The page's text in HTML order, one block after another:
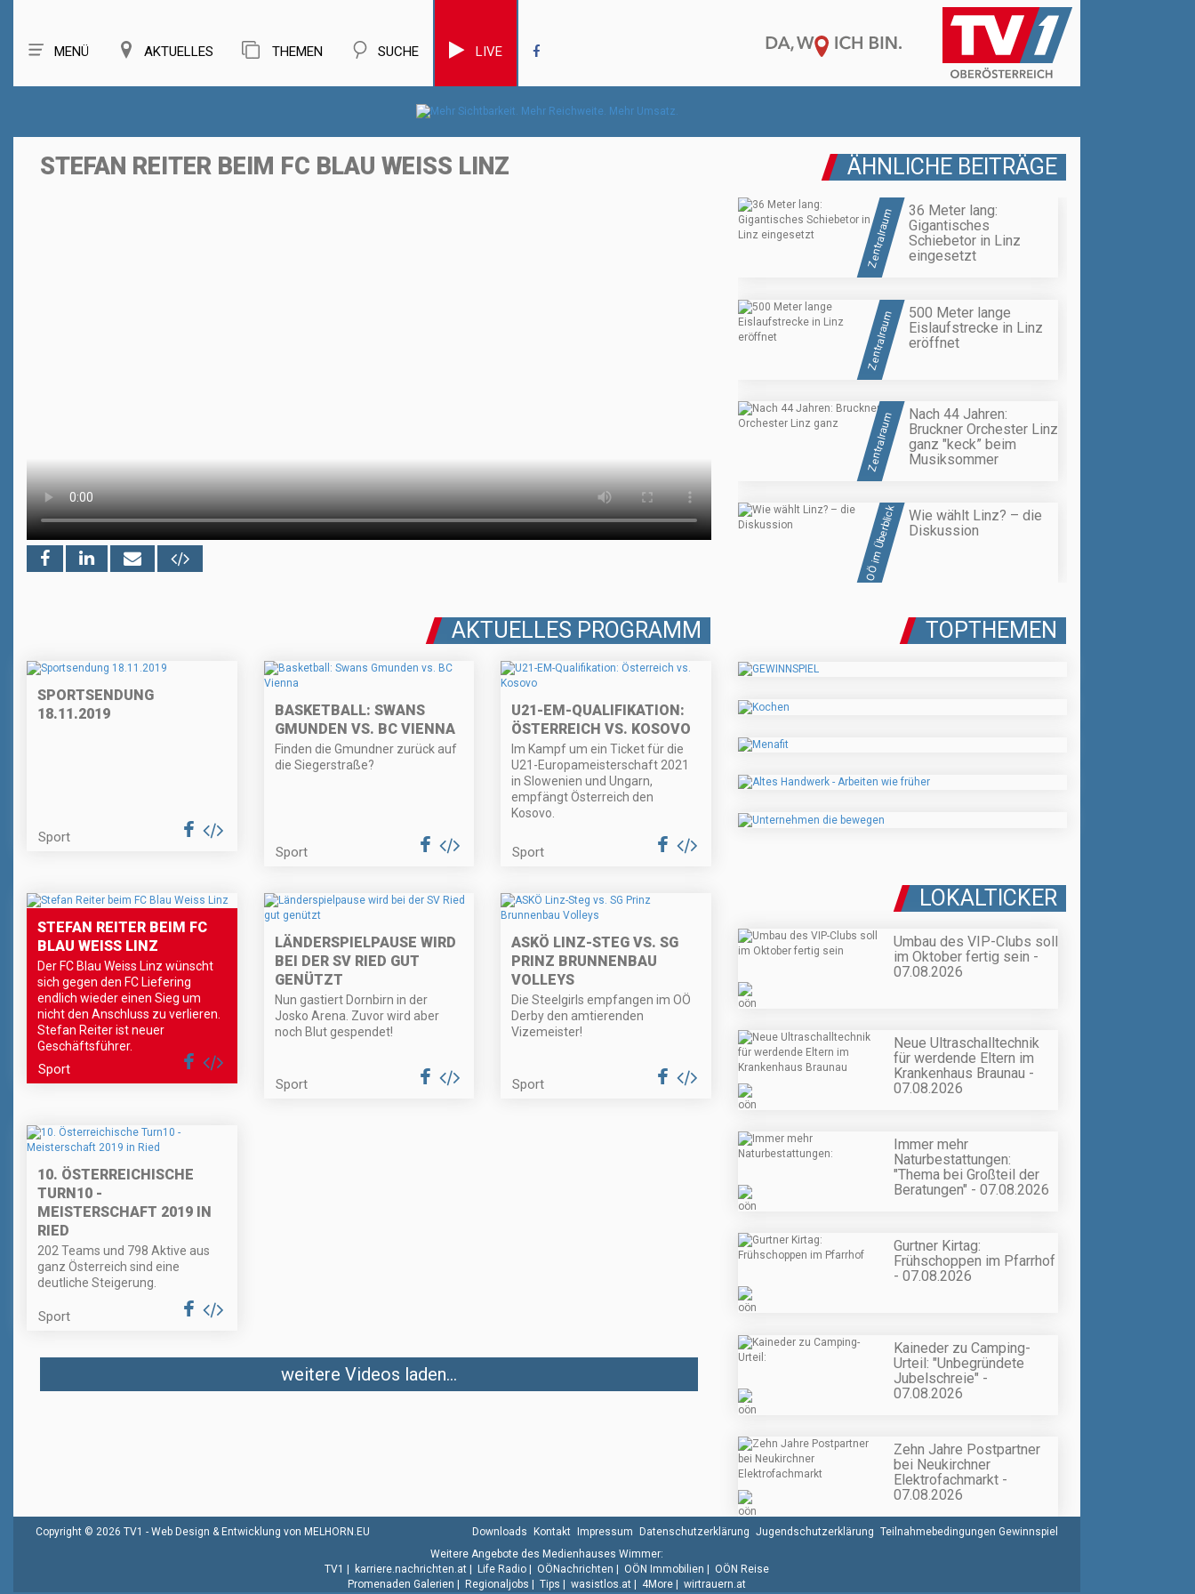
MENÜ AKTUELLES THEMEN SUCHE LIVE
STEFAN REITER BEIM FC BLAU WEISS LINZ ÄHNLICHE BEITRÄGE
Zentralraum
36 Meter lang:
Gigantisches
Schiebetor in Linz
eingesetzt
Zentralraum
500 Meter lange
Eislaufstrecke in Linz
eröffnet
Zentralraum
Nach 44 Jahren:
Bruckner Orchester Linz
ganz "keck” beim
Musiksommer
OÖ im Überblick
Wie wählt Linz? – die
Diskussion
AKTUELLES PROGRAMM
SPORTSENDUNG
18.11.2019
Sport
BASKETBALL: SWANS
GMUNDEN VS. BC VIENNA
Finden die Gmundner zurück auf
die Siegerstraße?
Sport
U21-EM-QUALIFIKATION:
ÖSTERREICH VS. KOSOVO
Im Kampf um ein Ticket für die
U21-Europameisterschaft 2021
in Slowenien und Ungarn,
empfängt Österreich den
Kosovo.
Sport
STEFAN REITER BEIM FC
BLAU WEISS LINZ
Der FC Blau Weiss Linz wünscht
sich gegen den FC Liefering
endlich wieder einen Sieg um
nicht den Anschluss zu verlieren.
Stefan Reiter ist neuer
Geschäftsführer.
Sport
LÄNDERSPIELPAUSE WIRD
BEI DER SV RIED GUT
GENÜTZT
Nun gastiert Dornbirn in der
Josko Arena. Zuvor wird aber
noch Blut gespendet!
Sport
ASKÖ LINZ-STEG VS. SG
PRINZ BRUNNENBAU
VOLLEYS
Die Steelgirls empfangen im OÖ
Derby den amtierenden
Vizemeister!
Sport
10. ÖSTERREICHISCHE
TURN10 -
MEISTERSCHAFT 2019 IN
RIED
202 Teams und 798 Aktive aus
ganz Österreich sind eine
deutliche Steigerung.
Sport
weitere Videos laden...
TOPTHEMEN
LOKALTICKER
Umbau des VIP-Clubs soll
im Oktober fertig sein -
07.08.2026
Neue Ultraschalltechnik
für werdende Eltern im
Krankenhaus Braunau -
07.08.2026
Immer mehr
Naturbestattungen:
"Thema bei Großteil der
Beratungen" - 07.08.2026
Gurtner Kirtag:
Frühschoppen im Pfarrhof
- 07.08.2026
Kaineder zu Camping-
Urteil: "Unbegründete
Jubelschreie" -
07.08.2026
Zehn Jahre Postpartner
bei Neukirchner
Elektrofachmarkt -
07.08.2026
Copyright © 2026 TV1 - Web Design & Entwicklung von MELHORN.EU Downloads Kontakt Impressum Datenschutzerklärung Jugendschutzerklärung Teilnahmebedingungen Gewinnspiel
Weitere Angebote des Medienhauses Wimmer:
TV1
karriere.nachrichten.at Life Radio OÖNachrichten OÖN Immobilien
OÖN Reise
Promenaden Galerien
Regionaljobs Tips wasistlos.at 4More wirtrauern.at